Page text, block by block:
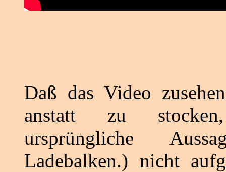
Daß das Video
anstatt zu
ursprüngliche
Ladebalken.) nicht